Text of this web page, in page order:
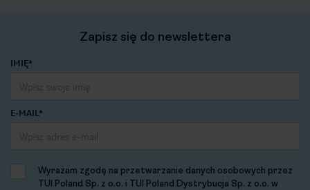
Zapisz się do newslettera
IMIĘ*
E-MAIL*
Wyrażam zgodę na przetwarzanie danych osobowych przez
TUI Poland Sp. z o.o. i TUI Poland Dystrybucja Sp. z o.o. w